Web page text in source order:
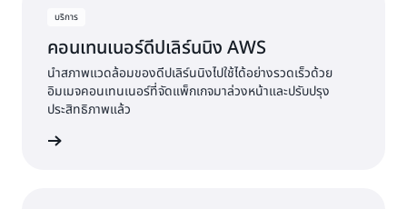
บริการ
คอนเทนเนอร์ดีปเลิร์นนิง AWS
นำสภาพแวดล้อมของดีปเลิร์นนิงไปใช้ได้อย่างรวดเร็วด้วย
อิมเมจคอนเทนเนอร์ที่จัดแพ็กเกจมาล่วงหน้าและปรับปรุง
ประสิทธิภาพแล้ว